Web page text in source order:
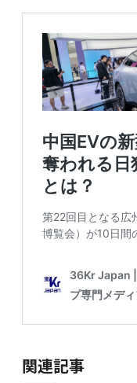
関連記事